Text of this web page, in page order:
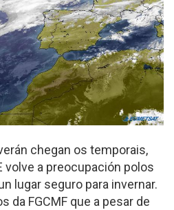
chegan os temporais,
volve a preocupación polos
lugar seguro para invernar.
da FGCMF que a pesar de